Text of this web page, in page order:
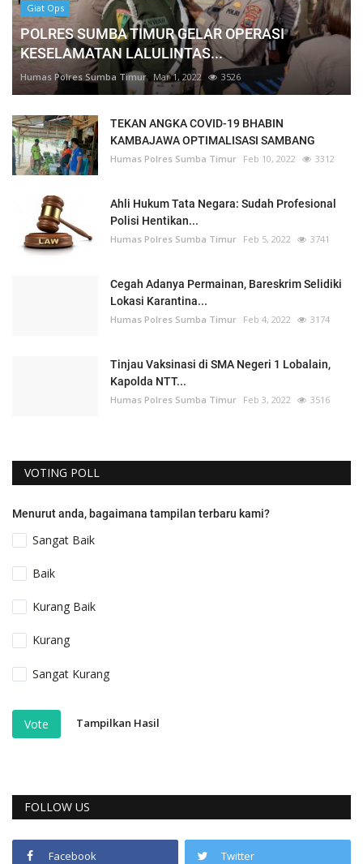
Giat Ops
POLRES SUMBA TIMUR GELAR OPERASI
KESELAMATAN LALULINTAS...
Humas Polres Sumba Timur Mar 1, 2022 3526
TEKAN ANGKA COVID-19 BHABIN
KAMBAJAWA OPTIMALISASI SAMBANG
Humas Polres Sumba Timur Feb 10, 2022 3312
Ahli Hukum Tata Negara: Sudah Profesional
Polisi Hentikan...
Humas Polres Sumba Timur Feb 5, 2022 3741
Cegah Adanya Permainan, Bareskrim Selidiki
Lokasi Karantina...
Humas Polres Sumba Timur Feb 4, 2022 3174
Tinjau Vaksinasi di SMA Negeri 1 Lobalain,
Kapolda NTT...
Humas Polres Sumba Timur Feb 3, 2022 3516
VOTING POLL
Menurut anda, bagaimana tampilan terbaru kami?
Sangat Baik
Baik
Kurang Baik
Kurang
Sangat Kurang
Vote Tampilkan Hasil
FOLLOW US
Facebook Twitter